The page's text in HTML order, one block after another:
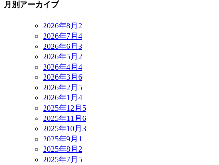
月別アーカイブ
2026年8月 2
2026年7月 4
2026年6月 3
2026年5月 2
2026年4月 4
2026年3月 6
2026年2月 5
2026年1月 4
2025年12月 5
2025年11月 6
2025年10月 3
2025年9月 1
2025年8月 2
2025年7月 5